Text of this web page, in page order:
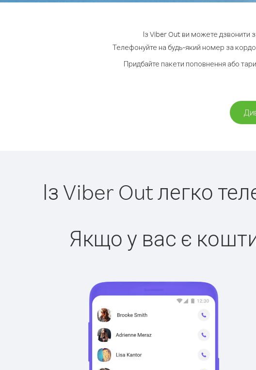
Із Viber Out ви можете дзвонити
Телефонуйте на будь-який номер за
Придбайте пакети поповнення або
Із Viber Out легко
Якщо у вас є